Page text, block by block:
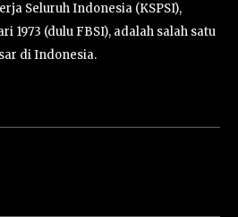
Seluruh Indonesia (KSPSI),
1973 (dulu FBSI), adalah salah satu
di Indonesia.